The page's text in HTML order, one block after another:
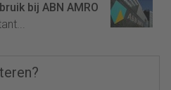
bij ABN AMRO